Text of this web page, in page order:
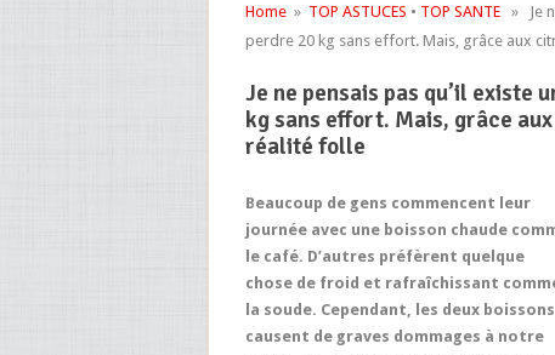
Home » TOP ASTUCES • TOP SANTE » Je
perdre 20 kg sans effort. Mais, grâce aux
Je ne pensais pas qu’il existe
kg sans effort. Mais, grâce
réalité folle
Beaucoup de gens commencent leur
journée avec une boisson chaude
le café. D’autres préfèrent quelque
chose de froid et rafraîchissant
la soude. Cependant, les deux boissons
causent de graves dommages à notre